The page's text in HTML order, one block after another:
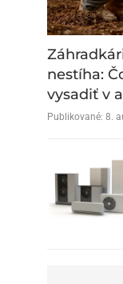
nestíha:
vysadiť v
Publikované: 8.